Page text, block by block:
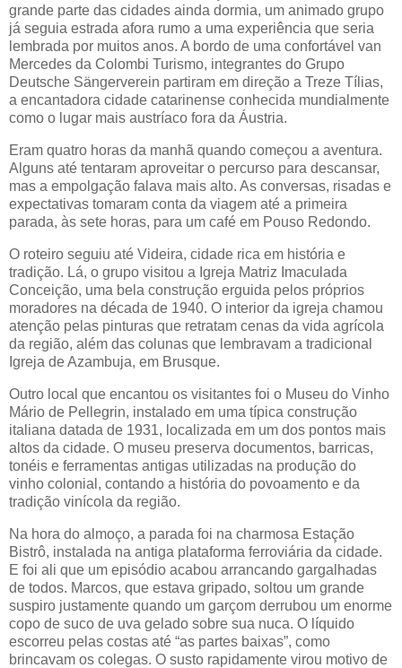
grande parte das cidades ainda dormia, um animado grupo
já seguia estrada afora rumo a uma experiência que seria
lembrada por muitos anos. A bordo de uma confortável van
Mercedes da Colombi Turismo, integrantes do Grupo
Deutsche Sängerverein partiram em direção a Treze Tílias,
a encantadora cidade catarinense conhecida mundialmente
como o lugar mais austríaco fora da Áustria.
Eram quatro horas da manhã quando começou a aventura.
Alguns até tentaram aproveitar o percurso para descansar,
mas a empolgação falava mais alto. As conversas, risadas e
expectativas tomaram conta da viagem até a primeira
parada, às sete horas, para um café em Pouso Redondo.
O roteiro seguiu até Videira, cidade rica em história e
tradição. Lá, o grupo visitou a Igreja Matriz Imaculada
Conceição, uma bela construção erguida pelos próprios
moradores na década de 1940. O interior da igreja chamou
atenção pelas pinturas que retratam cenas da vida agrícola
da região, além das colunas que lembravam a tradicional
Igreja de Azambuja, em Brusque.
Outro local que encantou os visitantes foi o Museu do Vinho
Mário de Pellegrin, instalado em uma típica construção
italiana datada de 1931, localizada em um dos pontos mais
altos da cidade. O museu preserva documentos, barricas,
tonéis e ferramentas antigas utilizadas na produção do
vinho colonial, contando a história do povoamento e da
tradição vinícola da região.
Na hora do almoço, a parada foi na charmosa Estação
Bistrô, instalada na antiga plataforma ferroviária da cidade.
E foi ali que um episódio acabou arrancando gargalhadas
de todos. Marcos, que estava gripado, soltou um grande
suspiro justamente quando um garçom derrubou um enorme
copo de suco de uva gelado sobre sua nuca. O líquido
escorreu pelas costas até “as partes baixas”, como
brincavam os colegas. O susto rapidamente virou motivo de